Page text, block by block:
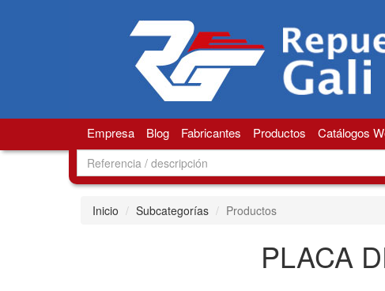
Empresa Blog Fabricantes Productos Catálogos
Inicio Subcategorías Productos
PLACA